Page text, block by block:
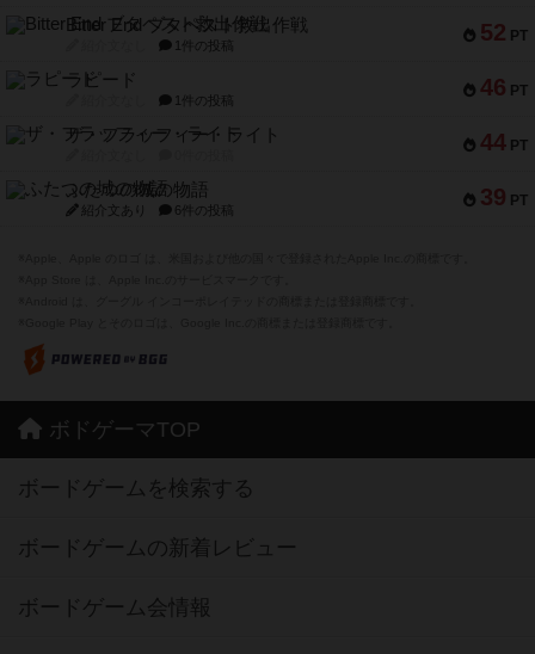
52 PT
Bitter End ブタペスト救出作戦
1件の投稿
46 PT
ラピード
1件の投稿
44 PT
ザ・フラッフィー・ライト
39 PT
ふたつの城の物語
紹介文あり 6件の投稿
ボドゲーマTOP
ボードゲームを検索する
ボードゲームの新着レビュー
ボードゲーム会情報